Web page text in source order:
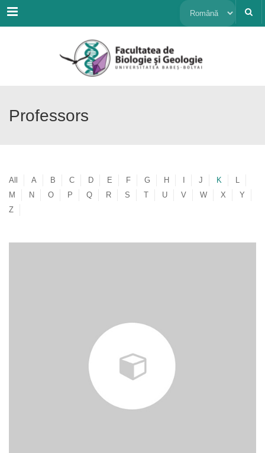
Menu Alege
limbă
Professors
All A B C D E F G H J K
L
M
N O P Q R S T U V W X
Y
Z